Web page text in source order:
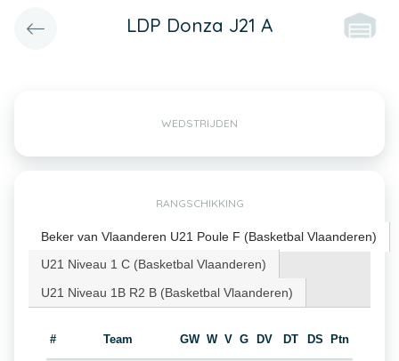
LDP Donza J21 A
WEDSTRIJDEN
RANGSCHIKKING
Beker van Vlaanderen U21 Poule F (Basketbal Vlaanderen)
U21 Niveau 1 C (Basketbal Vlaanderen)
U21 Niveau 1B R2 B (Basketbal Vlaanderen)
# Team GW W V G DV DT DS Ptn